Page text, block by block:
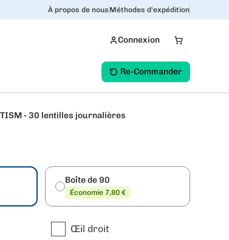
À propos de nous Méthodes d'expédition
Connexion
Re-Commander
- 30 lentilles journalières
Boîte de 90
Économie 7,80 €
Œil droit